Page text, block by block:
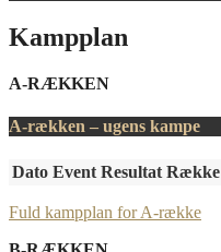
Kampplan
A-RÆKKEN
A-rækken – ugens kampe
Dato Event Resultat Række
Fuld kampplan for A-række